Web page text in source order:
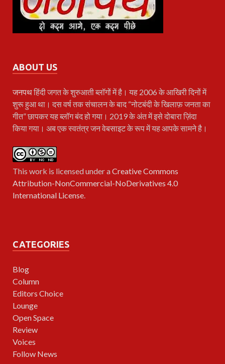
ABOUT US
जनपथहिंदी जगत के शुरुआती ब्लॉगों में है। यह 2006 के आखिरी दिनों में
शुरू हुआ था। दस वर्ष तक संचालन के बाद “नोटबंदी के खिलाफ़ जनता का
गीत” छापकर यह ब्लॉग बंद हो गया। 2019 के अंत में इसे दोबारा ज़िंदा
किया गया। अब एक स्वतंत्र जन वेबसाइट के रूप में यह आपके सामने है।
This work is licensed under aCreative Commons
Attribution-NonCommercial-NoDerivatives 4.0
International License.
CATEGORIES
Blog
Column
Editors Choice
Lounge
Open Space
Review
Voices
Follow News